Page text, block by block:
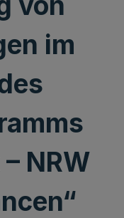
im
NRW